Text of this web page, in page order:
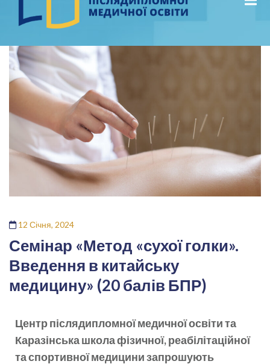
12 Січня, 2024
Семінар «Метод «сухої голки».
Введення в китайську
медицину» (20 балів БПР)
Центр післядипломної медичної освіти та
Каразінська школа фізичної, реабілітаційної
та спортивної медицини запрошують